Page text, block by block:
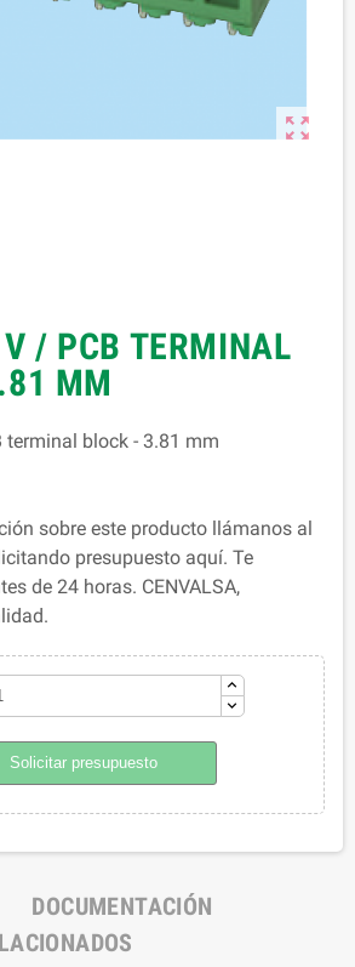

/ PCB TERMINAL
MM
terminal block - 3.81 mm
sobre este producto llámanos al
presupuesto aquí. Te
de 24 horas. CENVALSA,
Solicitar presupuesto
DOCUMENTACIÓN